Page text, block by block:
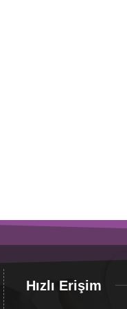
Hızlı Erişim